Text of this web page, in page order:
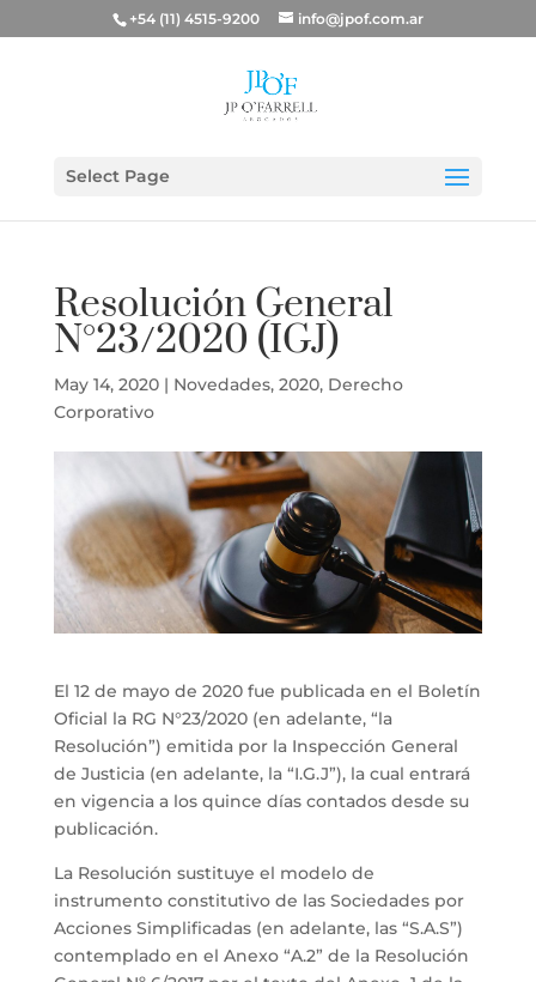
+54 (11) 4515-9200 info@jpof.com.ar
Select Page
Resolución General
N°23/2020 (IGJ)
May 14, 2020| Novedades, 2020, Derecho
Corporativo
El 12 de mayo de 2020 fue publicada en el Boletín
Oficial la RG N°23/2020 (en adelante, “la
Resolución”) emitida por la Inspección General
de Justicia (en adelante, la “I.G.J”), la cual entrará
en vigencia a los quince días contados desde su
publicación.
La Resolución sustituye el modelo de
instrumento constitutivo de las Sociedades por
Acciones Simplificadas (en adelante, las “S.A.S”)
contemplado en el Anexo “A.2” de la Resolución